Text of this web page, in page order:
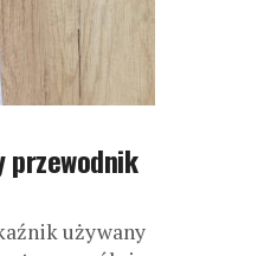
przewodnik
używany